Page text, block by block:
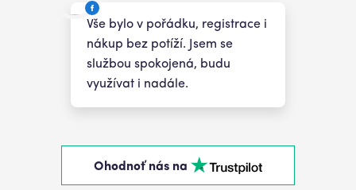
Vše bylo v pořádku, registrace i
nákup bez potíží. Jsem se
službou spokojená, budu
využívat i nadále.
Ohodnoť nás na